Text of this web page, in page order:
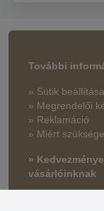
További
» Sütik beállítása
» Megrendelői
» Reklamáció
» Miért
»
vásárlóinknak